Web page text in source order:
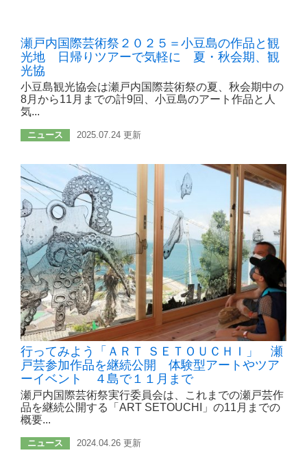
瀬戸内国際芸術祭２０２５＝小豆島の作品と観
光地 日帰りツアーで気軽に 夏・秋会期、観
光協
小豆島観光協会は瀬戸内国際芸術祭の夏、秋会期中の
8月から11月までの計9回、小豆島のアート作品と人
気...
ニュース 2025.07.24 更新
行ってみよう「ＡＲＴ ＳＥＴＯＵＣＨＩ」 瀬
戸芸参加作品を継続公開 体験型アートやツア
ーイベント ４島で１１月まで
瀬戸内国際芸術祭実行委員会は、これまでの瀬戸芸作
品を継続公開する「ART SETOUCHI」の11月までの
概要...
ニュース 2024.04.26 更新